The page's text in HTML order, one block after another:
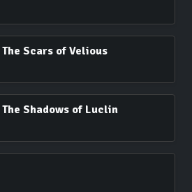
Scars of Velious
Shadows of Luclin